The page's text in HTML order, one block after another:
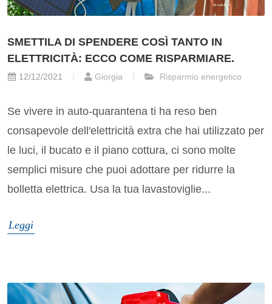
SMETTILA DI SPENDERE COSÌ TANTO IN
ELETTRICITÀ: ECCO COME RISPARMIARE.
12/12/2021 Giorgia Risparmio energetico
Se vivere in auto-quarantena ti ha reso ben
consapevole dell'elettricità extra che hai utilizzato per
le luci, il bucato e il piano cottura, ci sono molte
semplici misure che puoi adottare per ridurre la
bolletta elettrica. Usa la tua lavastoviglie...
Leggi